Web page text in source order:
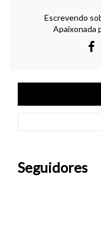
Escrevendo
Apaixonada
Seguidores